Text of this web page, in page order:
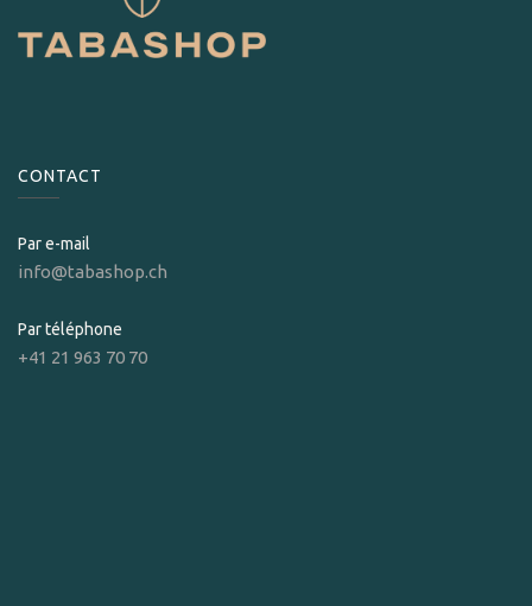
CONTACT
Par e-mail
info@tabashop.ch
Par téléphone
+41 21 963 70 70